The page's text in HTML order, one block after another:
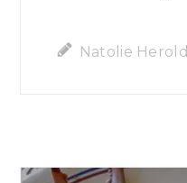
Natolie Herold